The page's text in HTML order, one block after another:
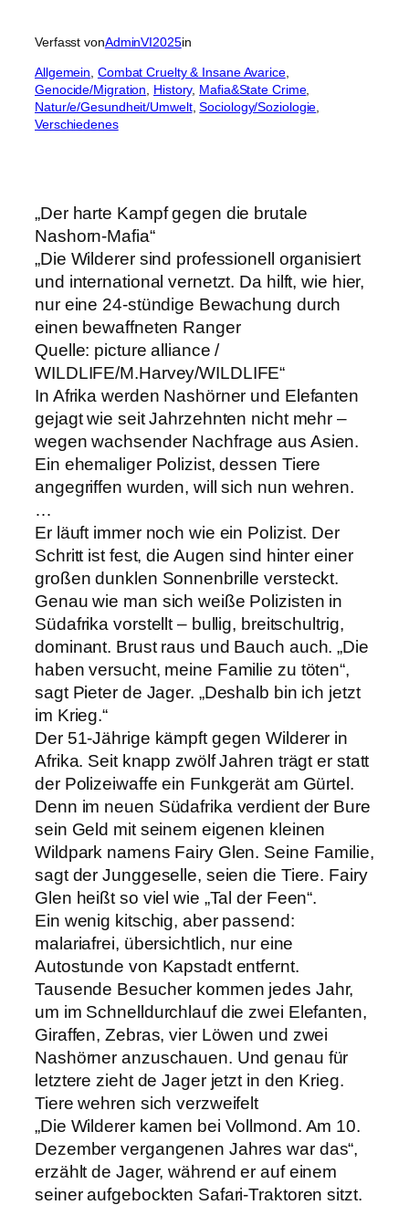
Verfasst vonAdminVI2025in
Allgemein Combat Cruelty & Insane Avarice
Genocide/Migration
History, Mafia&State Crime
Natur/e/Gesundheit/Umwelt, Sociology/Soziologie
Verschiedenes
„Der harte Kampf gegen die brutale
Nashorn-Mafia“
„Die Wilderer sind professionell organisiert
und international vernetzt. Da hilft, wie hier,
nur eine 24-stündige Bewachung durch
einen bewaffneten Ranger
Quelle: picture alliance /
WILDLIFE/M.Harvey/WILDLIFE“
In Afrika werden Nashörner und Elefanten
gejagt wie seit Jahrzehnten nicht mehr –
wegen wachsender Nachfrage aus Asien.
Ein ehemaliger Polizist, dessen Tiere
angegriffen wurden, will sich nun wehren.
…
Er läuft immer noch wie ein Polizist. Der
Schritt ist fest, die Augen sind hinter einer
großen dunklen Sonnenbrille versteckt.
Genau wie man sich weiße Polizisten in
Südafrika vorstellt – bullig, breitschultrig,
dominant. Brust raus und Bauch auch. „Die
haben versucht, meine Familie zu töten“,
sagt Pieter de Jager. „Deshalb bin ich jetzt
im Krieg.“
Der 51-Jährige kämpft gegen Wilderer in
Afrika. Seit knapp zwölf Jahren trägt er statt
der Polizeiwaffe ein Funkgerät am Gürtel.
Denn im neuen Südafrika verdient der Bure
sein Geld mit seinem eigenen kleinen
Wildpark namens Fairy Glen. Seine Familie,
sagt der Junggeselle, seien die Tiere. Fairy
Glen heißt so viel wie „Tal der Feen“.
Ein wenig kitschig, aber passend:
malariafrei, übersichtlich, nur eine
Autostunde von Kapstadt entfernt.
Tausende Besucher kommen jedes Jahr,
um im Schnelldurchlauf die zwei Elefanten,
Giraffen, Zebras, vier Löwen und zwei
Nashörner anzuschauen. Und genau für
letztere zieht de Jager jetzt in den Krieg.
Tiere wehren sich verzweifelt
„Die Wilderer kamen bei Vollmond. Am 10.
Dezember vergangenen Jahres war das“,
erzählt de Jager, während er auf einem
seiner aufgebockten Safari-Traktoren sitzt.